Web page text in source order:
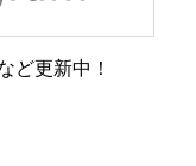
ど更新中！